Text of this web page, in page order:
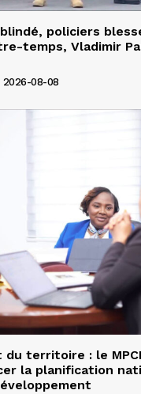
policiers
temps, Vladimir
2026-08-08
du territoire : le
la planification